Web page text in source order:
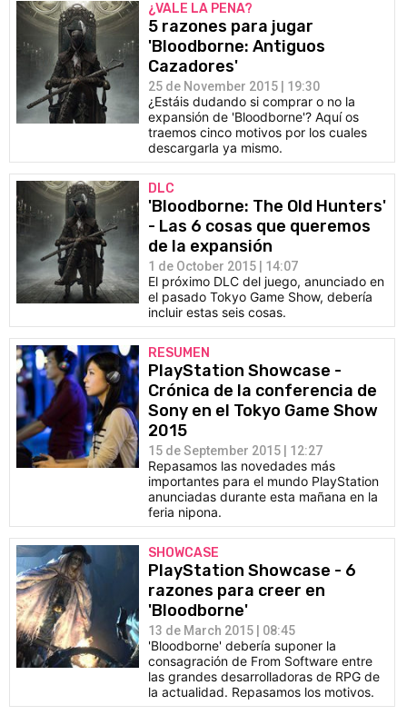
¿VALE LA PENA?
5 razones para jugar
'Bloodborne: Antiguos
Cazadores'
25 de November 2015 | 19:30
¿Estáis dudando si comprar o no la
expansión de 'Bloodborne'? Aquí os
traemos cinco motivos por los cuales
descargarla ya mismo.
DLC
'Bloodborne: The Old Hunters'
- Las 6 cosas que queremos
de la expansión
1 de October 2015 | 14:07
El próximo DLC del juego, anunciado en
el pasado Tokyo Game Show, debería
incluir estas seis cosas.
RESUMEN
PlayStation Showcase -
Crónica de la conferencia de
Sony en el Tokyo Game Show
2015
15 de September 2015 | 12:27
Repasamos las novedades más
importantes para el mundo PlayStation
anunciadas durante esta mañana en la
feria nipona.
SHOWCASE
PlayStation Showcase - 6
razones para creer en
'Bloodborne'
13 de March 2015 | 08:45
'Bloodborne' debería suponer la
consagración de From Software entre
las grandes desarrolladoras de RPG de
la actualidad. Repasamos los motivos.